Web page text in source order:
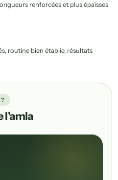
renforcées et plus épaisses
routine bien établie, résultats
l'amla